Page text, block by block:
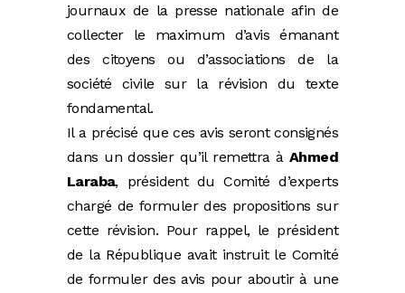
journaux de la presse nationale afin de
collecter le maximum d’avis émanant
des citoyens ou d’associations de la
société civile sur la révision du texte
fondamental.
Il a précisé que ces avis seront consignés
dans un dossier qu’il remettra à Ahmed
Laraba, président du Comité d’experts
chargé de formuler des propositions sur
cette révision. Pour rappel, le président
de la République avait instruit le Comité
de formuler des avis pour aboutir à une